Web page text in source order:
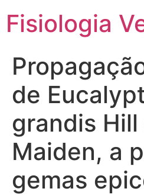
Fisiologia
de
grandis Hill
Maiden, a
gemas